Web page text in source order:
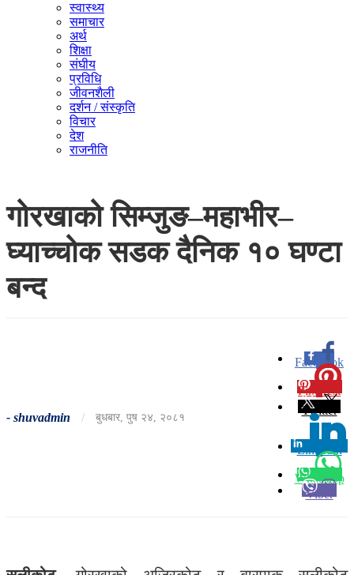
स्वास्थ्य
समाचार
अर्थ
शिक्षा
संघीय
प्रविधि
जीवनशैली
दर्शन / संस्कृति
विचार
देश
राजनीति
गोरखाको सिम्जुङ–महाभीर–
घ्याच्चोक सडक दैनिक १० घण्टा
बन्द
- shuvadmin / बुधबार, पुष २४, २०८१
Facebook
0
Pinterest
Twitter
Linkedin
0
Whatsapp
Viber